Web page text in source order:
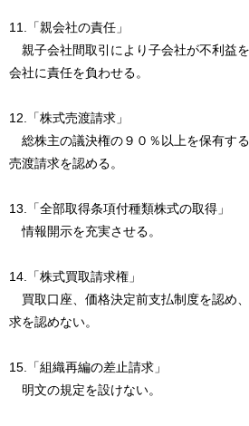
11.「親会社の責任」
親子会社間取引により子会社が不利益
会社に責任を負わせる。
12.「株式売渡請求」
総株主の議決権の９０％以上を保有す
売渡請求を認める。
13.「全部取得条項付種類株式の取得」
情報開示を充実させる。
14.「株式買取請求権」
買取口座、価格決定前支払制度を認め
求を認めない。
15.「組織再編の差止請求」
明文の規定を設けない。